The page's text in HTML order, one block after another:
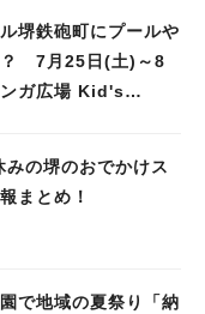
堺鉄砲町にプールや
？ 7月25日(土)～8
ガ広場 Kid's
みの堺のおでかけス
まとめ！
で地域の夏祭り「納